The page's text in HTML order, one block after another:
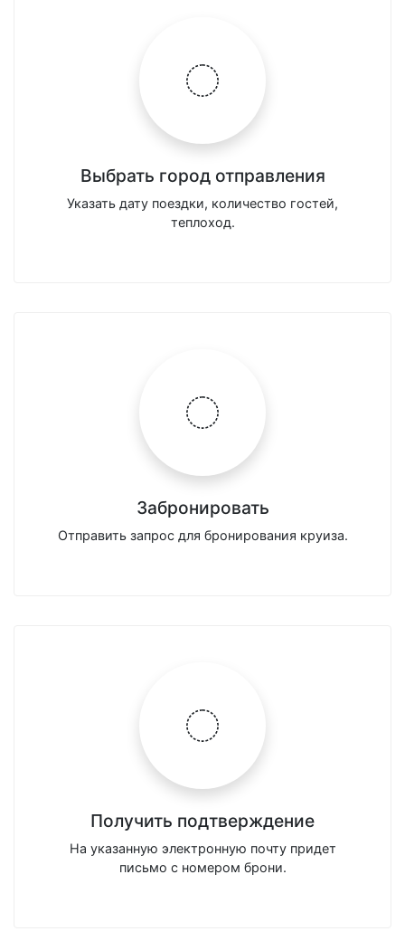
Выбрать город отправления
Указать дату поездки, количество гостей,
теплоход.
Забронировать
Отправить запрос для бронирования круиза.
Получить подтверждение
На указанную электронную почту придет
письмо с номером брони.